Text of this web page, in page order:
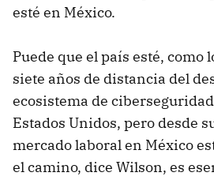
esté en México.
Puede que el país esté, como
siete años de distancia del
ecosistema de
Estados Unidos, pero desde
mercado laboral en México
el camino, dice Wilson, es